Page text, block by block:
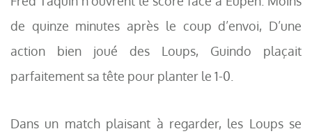
de quinze minutes après le coup d’envoi, D’une
action bien joué des Loups, Guindo plaçait
parfaitement sa tête pour planter le 1-0.
Dans un match plaisant à regarder, les Loups se